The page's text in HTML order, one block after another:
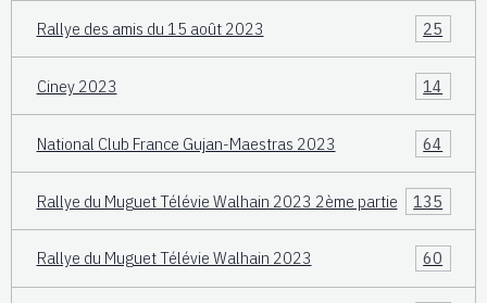
Rallye des amis du 15 août 2023 25
Ciney 2023 14
National Club France Gujan-Maestras 2023 64
Rallye du Muguet Télévie Walhain 2023 2ème partie 135
Rallye du Muguet Télévie Walhain 2023 60